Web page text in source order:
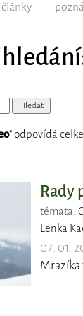
články
“ odpovídá
Rady
témata:
Lenka
07. 01.
Mrazíka